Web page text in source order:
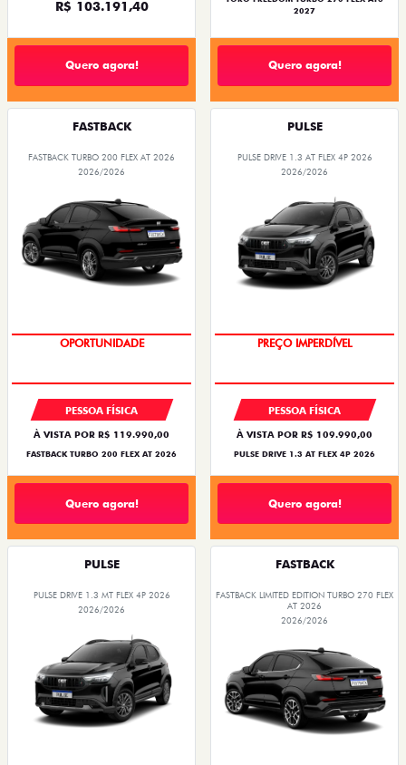
R$ 103.191,40
Quero agora!
2027
Quero agora!
FASTBACK
FASTBACK TURBO 200 FLEX AT 2026
2026/2026
OPORTUNIDADE
PESSOA FÍSICA
À VISTA POR R$ 119.990,00
FASTBACK TURBO 200 FLEX AT 2026
Quero agora!
PULSE
PULSE DRIVE 1.3 AT FLEX 4P 2026
2026/2026
O SUV AUTOMÁTICO MAIS
PESSOA FÍSICA
À VISTA POR R$ 109.990,00
PULSE DRIVE 1.3 AT FLEX 4P 2026
Quero agora!
PULSE
PULSE DRIVE 1.3 MT FLEX 4P 2026
2026/2026
FASTBACK
FASTBACK LIMITED EDITION TURBO 270 FLEX
AT 2026
2026/2026